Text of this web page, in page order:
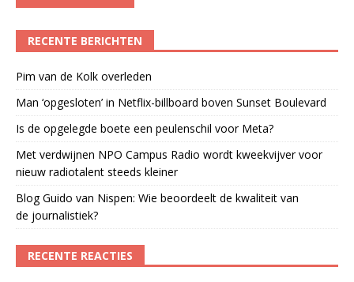
RECENTE BERICHTEN
Pim van de Kolk overleden
Man ‘opgesloten’ in Netflix-billboard boven Sunset Boulevard
Is de opgelegde boete een peulenschil voor Meta?
Met verdwijnen NPO Campus Radio wordt kweekvijver voor
nieuw radiotalent steeds kleiner
Blog Guido van Nispen: Wie beoordeelt de kwaliteit van
de journalistiek?
RECENTE REACTIES